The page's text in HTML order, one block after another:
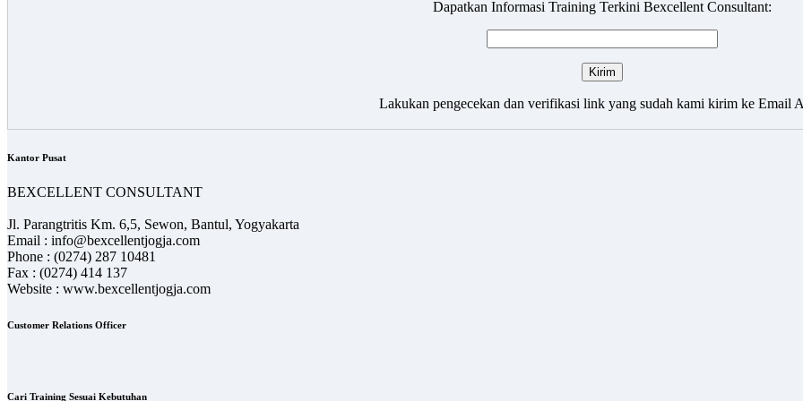
Dapatkan Informasi Training Terkini Bexcellent Consultant:
Lakukan pengecekan dan verifikasi link yang sudah kami kirim ke Email
Kantor Pusat
BEXCELLENT CONSULTANT
Jl. Parangtritis Km. 6,5, Sewon, Bantul, Yogyakarta
Email : info@bexcellentjogja.com
Phone : (0274) 287 10481
Fax : (0274) 414 137
Website : www.bexcellentjogja.com
Customer Relations Officer
Cari Training Sesuai Kebutuhan